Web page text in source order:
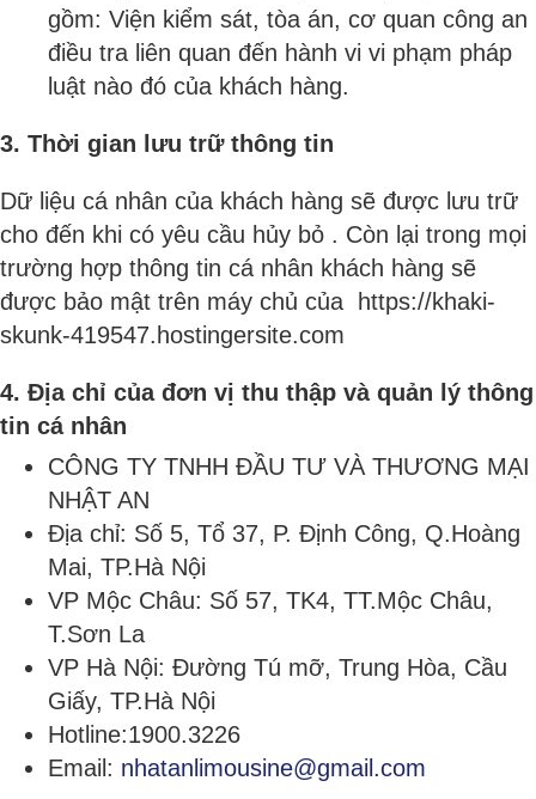
gồm: Viện kiểm sát, tòa án, cơ quan công an
điều tra liên quan đến hành vi vi phạm pháp
luật nào đó của khách hàng.
3. Thời gian lưu trữ thông tin
Dữ liệu cá nhân của khách hàng sẽ được lưu trữ
cho đến khi có yêu cầu hủy bỏ . Còn lại trong mọi
trường hợp thông tin cá nhân khách hàng sẽ
được bảo mật trên máy chủ của https://khaki-
skunk-419547.hostingersite.com
4. Địa chỉ của đơn vị thu thập và quản lý thông
tin cá nhân
CÔNG TY TNHH ĐẦU TƯ VÀ THƯƠNG MẠI
NHẬT AN
Địa chỉ: Số 5, Tổ 37, P. Định Công, Q.Hoàng
Mai, TP.Hà Nội
VP Mộc Châu: Số 57, TK4, TT.Mộc Châu,
T.Sơn La
VP Hà Nội: Đường Tú mỡ, Trung Hòa, Cầu
Giấy, TP.Hà Nội
Hotline:1900.3226
Email: nhatanlimousine@gmail.com